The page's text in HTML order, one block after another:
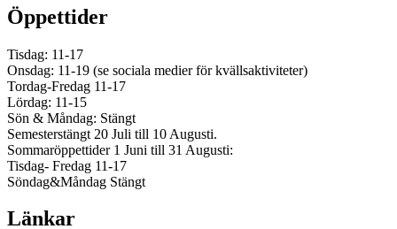
Öppettider
Tisdag: 11-17
Onsdag: 11-19 (se sociala medier för kvällsaktiviteter)
Tordag-Fredag 11-17
Lördag: 11-15
Sön & Måndag: Stängt
Semesterstängt 20 Juli till 10 Augusti.
Sommaröppettider 1 Juni till 31 Augusti:
Tisdag- Fredag 11-17
Söndag&Måndag Stängt
Länkar